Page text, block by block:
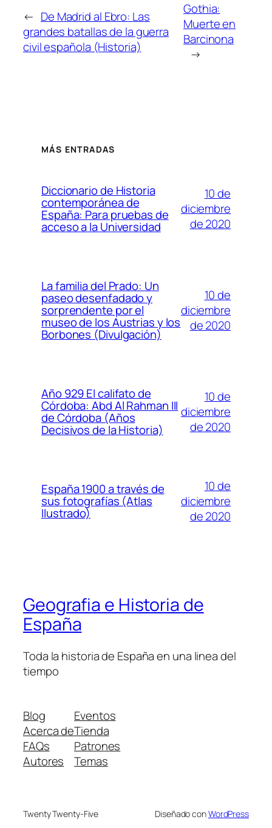
← De Madrid al Ebro: Las
grandes batallas de la guerra
civil española (Historia)
Gothia:
Muerte en
Barcinona
→
MÁS ENTRADAS
Diccionario de Historia
contemporánea de
España: Para pruebas de
acceso a la Universidad
10 de
diciembre
de 2020
La familia del Prado: Un
paseo desenfadado y
sorprendente por el
museo de los Austrias y los
Borbones (Divulgación)
10 de
diciembre
de 2020
Año 929 El califato de
Córdoba: Abd Al Rahman III
de Córdoba (Años
Decisivos de la Historia)
10 de
diciembre
de 2020
España 1900 a través de
sus fotografías (Atlas
Ilustrado)
10 de
diciembre
de 2020
Geografia e Historia de
España
Toda la historia de España en una linea del
tiempo
Blog
Acerca de
FAQs
Autores
Eventos
Tienda
Patrones
Temas
Twenty Twenty-Five Diseñado conWordPress